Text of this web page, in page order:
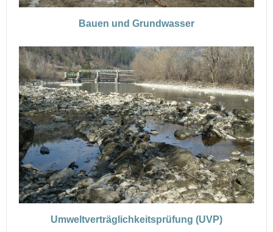
Bauen und Grundwasser
Umweltverträglichkeitsprüfung (UVP)